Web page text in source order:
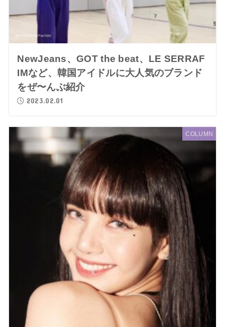
NewJeans、GOT the beat、LE SERRAF
IMなど、韓国アイドルに大人気のブランド
をぜ〜んぶ紹介
2023.02.01
COLUMN